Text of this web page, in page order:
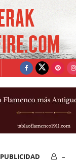
PUBLICIDAD –